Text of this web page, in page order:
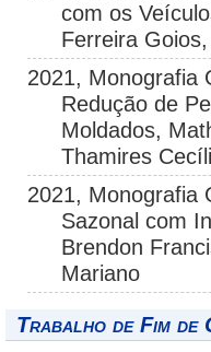
com os
Ferreira
2021, Monografia
Redução de
Moldados,
Thamires
2021, Monografia
Sazonal com
Brendon
Mariano
Trabalho de Fim de